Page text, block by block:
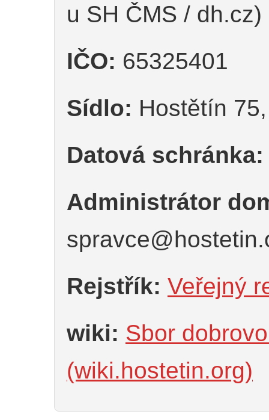
u SH ČMS / dh.cz)
IČO: 65325401
Sídlo: Hostětín
Datová schránka:
Administrátor
Rejstřík: Veřejný
wiki: Sbor
(wiki.hostetin.org)